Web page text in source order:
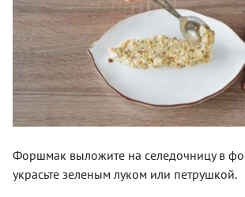
Форшмак выложите на селедочницу в
украсьте зеленым луком или петрушкой.